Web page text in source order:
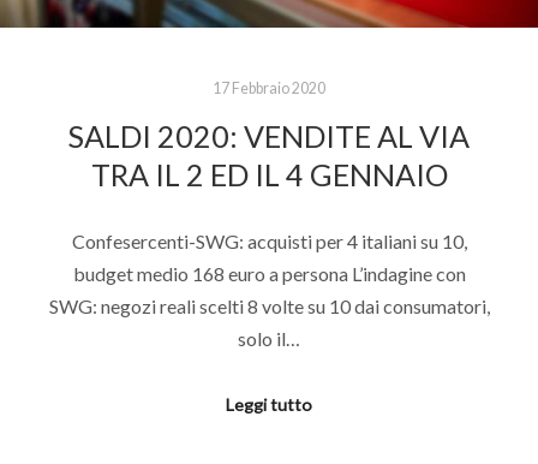
17 Febbraio 2020
SALDI 2020: VENDITE AL VIA
TRA IL 2 ED IL 4 GENNAIO
Confesercenti-SWG: acquisti per 4 italiani su 10,
budget medio 168 euro a persona L’indagine con
SWG: negozi reali scelti 8 volte su 10 dai consumatori,
solo il…
Leggi tutto